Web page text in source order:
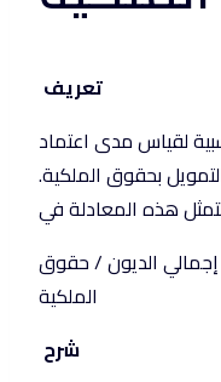
تعريف
لقياس مدى اعتماد
بحقوق الملكية.
الديون / حقوق
الملكية
شرح